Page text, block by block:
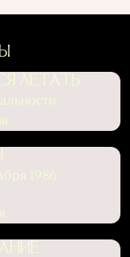
ЛЕТАТЬ
1986